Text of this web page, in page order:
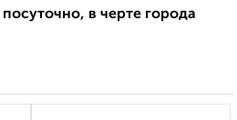
в черте города